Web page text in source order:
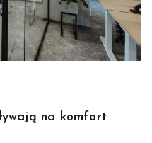
na komfort